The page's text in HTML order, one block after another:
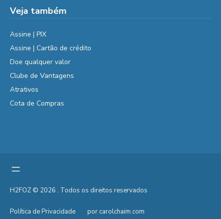
Veja também
Assine | PIX
Assine | Cartão de crédito
Doe qualquer valor
Clube de Vantagens
Atrativos
Cota de Compras
H2FOZ © 2026 . Todos os direitos reservados
Política de Privacidade por carolchaim.com